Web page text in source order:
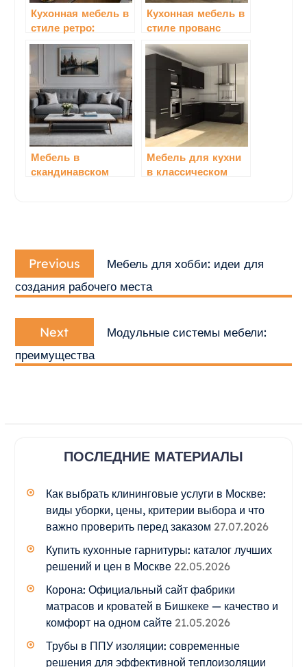
Кухонная мебель в
стиле ретро:
возвращение в
прошлое с шармом
Кухонная мебель в
стиле прованс
Мебель в
скандинавском
Мебель для кухни
в классическом
Навигация
по
записям
Previous
Previous
post:
Мебель для хобби: идеи для
создания рабочего места
Next
Next
post:
Модульные системы мебели:
преимущества
ПОСЛЕДНИЕ МАТЕРИАЛЫ
Как выбрать клининговые услуги в Москве:
виды уборки, цены, критерии выбора и что
важно проверить перед заказом 27.07.2026
Купить кухонные гарнитуры: каталог лучших
решений и цен в Москве 22.05.2026
Корона: Официальный сайт фабрики
матрасов и кроватей в Бишкеке — качество и
комфорт на одном сайте 21.05.2026
Трубы в ППУ изоляции: современные
решения для эффективной теплоизоляции